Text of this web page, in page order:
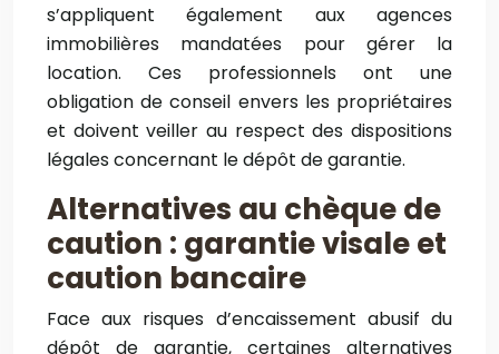
s’appliquent également aux agences
immobilières mandatées pour gérer la
location. Ces professionnels ont une
obligation de conseil envers les propriétaires
et doivent veiller au respect des dispositions
légales concernant le dépôt de garantie.
Alternatives au chèque de
caution : garantie visale et
caution bancaire
Face aux risques d’encaissement abusif du
dépôt de garantie, certaines alternatives